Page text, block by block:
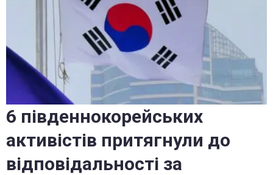
6 південнокорейських
активістів притягнули до
відповідальності за